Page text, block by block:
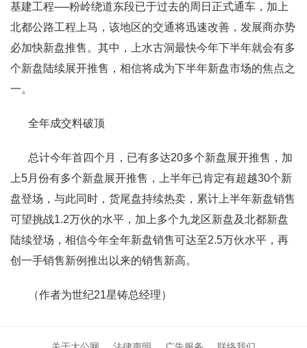
基建工程──粉岭绕道东段已于过去的周日正式通车，加上
北都公路工程上马，该地区的交通将迅速改善，发展商亦势
必加快新盘推售。其中，上水古洞最快今年下半年就会有多
个新盘陆续展开推售，相信将成为下半年新盘市场的焦点之
一。
全年成交料破顶
总计今年首四个月，已有多达20多个新盘展开推售，加
上5月份有多个新盘展开推售，上半年已肯定有超越30个新
盘登场，与此同时，货尾盘持续热卖，累计上半年新盘销售
可望挑战1.2万伙的水平，加上多个九龙区新盘及北都新盘
陆续登场，相信今年全年新盘销售可达至2.5万伙水平，再
创一手销售新例推出以来的销售新高。
（作者为世纪21星铸总经理）